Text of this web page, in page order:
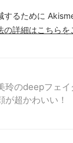
るために
の詳細はこちらを
玲のdeepフェ
が超かわいい！